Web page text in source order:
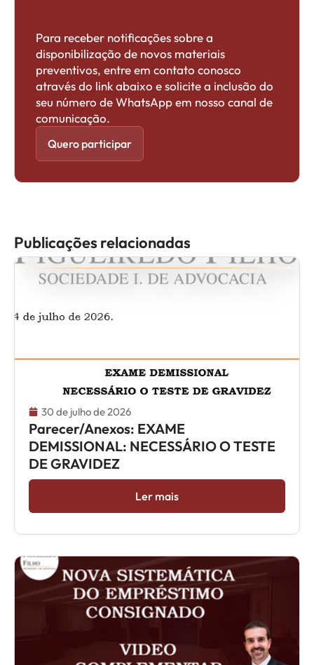
Para receber notificações sobre a
disponibilização de novos materiais
preventivos, entre em contato conosco
através do link abaixo e solicite a inclusão do
seu número de WhatsApp em nosso canal de
comunicação.
Quero participar
Publicações relacionadas
30 de julho de 2026
Parecer/Anexos: EXAME
DEMISSIONAL: NECESSÁRIO O TESTE
DE GRAVIDEZ
Ler mais